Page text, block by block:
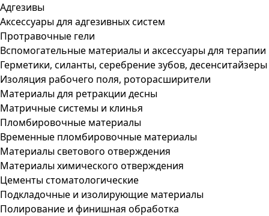
Адгезивы
Аксессуары для адгезивных систем
Протравочные гели
Вспомогательные материалы и аксессуары для терапии
Герметики, силанты, серебрение зубов, десенситайзеры
Изоляция рабочего поля, роторасширители
Материалы для ретракции десны
Матричные системы и клинья
Пломбировочные материалы
Временные пломбировочные материалы
Материалы светового отверждения
Материалы химического отверждения
Цементы стоматологические
Подкладочные и изолирующие материалы
Полирование и финишная обработка